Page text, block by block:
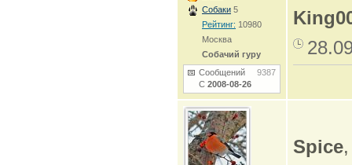
Собаки 5
Рейтинг: 10980
Москва
Собачий гуру
Сообщений 9387
С 2008-08-26
Spice